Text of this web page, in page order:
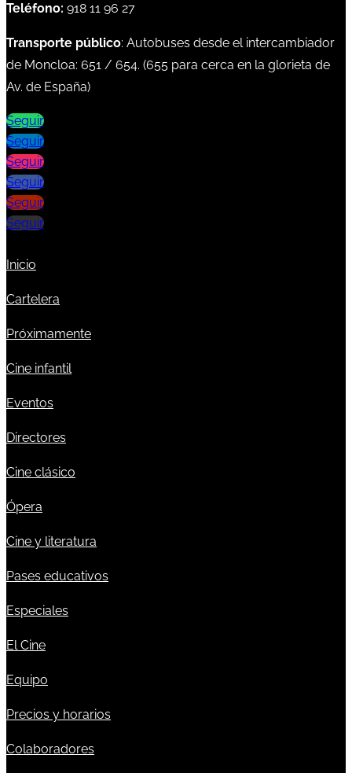
Teléfono: 918 11 96 27
Transporte público: Autobuses desde el intercambiador
de Moncloa: 651 / 654. (655 para cerca en la glorieta de
Av. de España)
Seguir
Seguir
Seguir
Seguir
Seguir
Seguir
Inicio
Cartelera
Próximamente
Cine infantil
Eventos
Directores
Cine clásico
Ópera
Cine y literatura
Pases educativos
Especiales
El Cine
Equipo
Precios y horarios
Colaboradores